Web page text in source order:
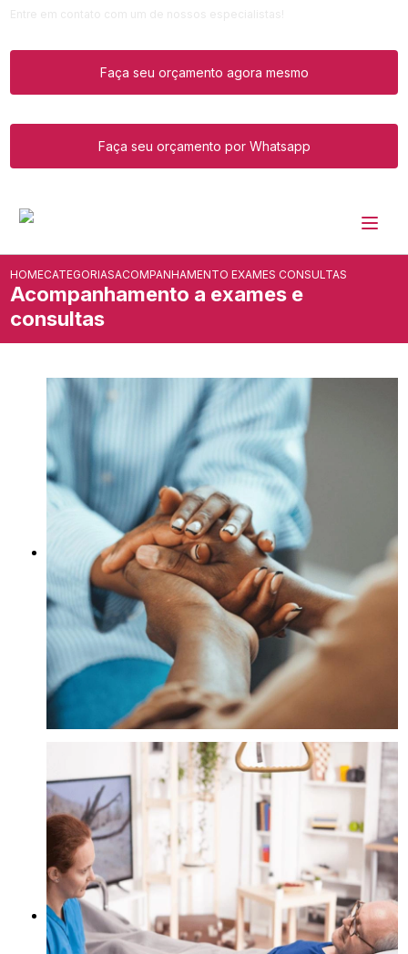
Faça seu orçamento agora mesmo
Faça seu orçamento por Whatsapp
HOMECATEGORIASACOMPANHAMENTO EXAMES CONSULTAS
Acompanhamento a exames e
consultas